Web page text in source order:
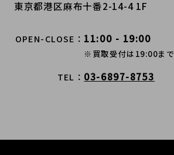
東京都港区麻布十番2-14-4 1F
OPEN-CLOSE 11:00 - 19:00
※買取受付は19:00まで
TEL 03-6897-8753